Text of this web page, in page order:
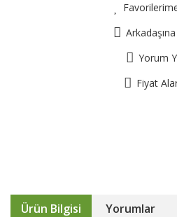
Yorum
Fiyat
Ürün Bilgisi Yorumlar